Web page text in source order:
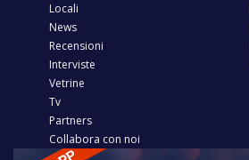
Locali
News
Recensioni
Interviste
Vetrine
Tv
Partners
Collabora con noi